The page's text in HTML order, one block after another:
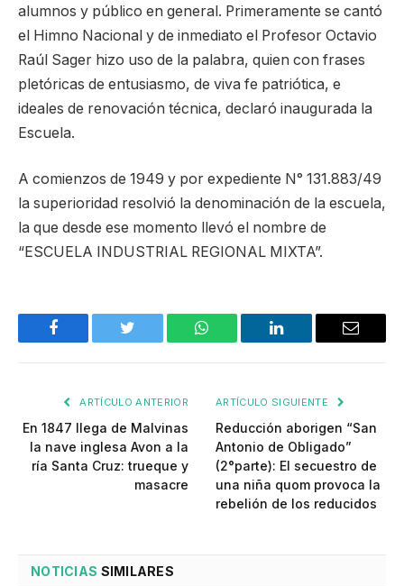
alumnos y público en general. Primeramente se cantó
el Himno Nacional y de inmediato el Profesor Octavio
Raúl Sager hizo uso de la palabra, quien con frases
pletóricas de entusiasmo, de viva fe patriótica, e
ideales de renovación técnica, declaró inaugurada la
Escuela.
A comienzos de 1949 y por expediente N° 131.883/49
la superioridad resolvió la denominación de la escuela,
la que desde ese momento llevó el nombre de
“ESCUELA INDUSTRIAL REGIONAL MIXTA”.
Facebook Twitter WhatsApp LinkedIn Email
ARTÍCULO ANTERIOR
En 1847 llega de Malvinas
la nave inglesa Avon a la
ría Santa Cruz: trueque y
masacre
ARTÍCULO SIGUIENTE
Reducción aborigen “San
Antonio de Obligado”
(2°parte): El secuestro de
una niña quom provoca la
rebelión de los reducidos
NOTICIAS SIMILARES